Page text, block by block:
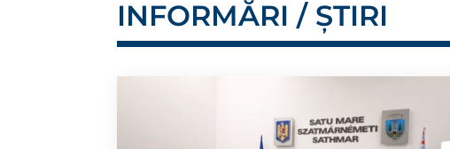
INFORMĂRI / ȘTIRI